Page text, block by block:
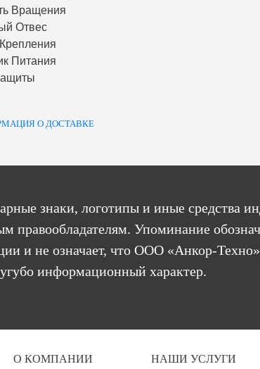
Вращения
Отвес
Питания
О ДОСТАВКЕ
знаки, логотипы и иные средства
правообладателям. Упоминание
и не означает, что ООО «Анкор-
информационный характер.
О КОМПАНИИ НАШИ УСЛУГИ